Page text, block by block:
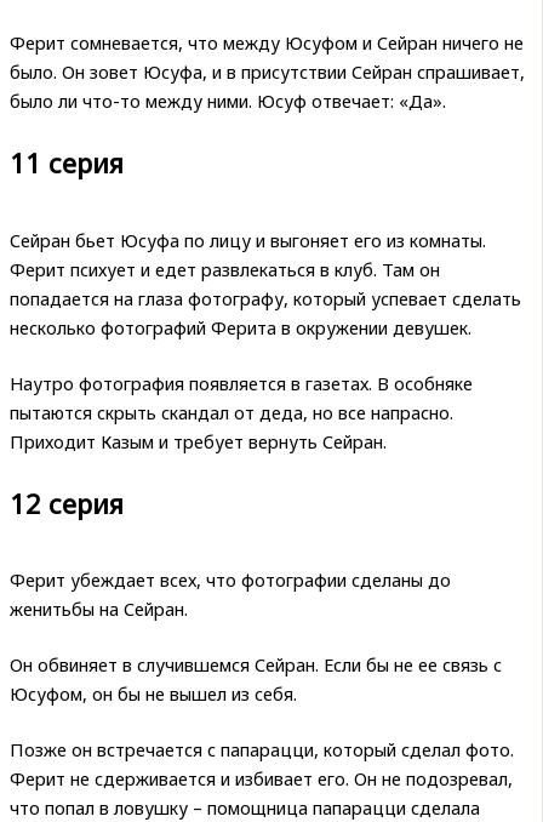
Ферит сомневается, что между Юсуфом и Сейран ничего не
было. Он зовет Юсуфа, и в присутствии Сейран спрашивает,
было ли что-то между ними. Юсуф отвечает: «Да».
11 серия
Сейран бьет Юсуфа по лицу и выгоняет его из комнаты.
Ферит психует и едет развлекаться в клуб. Там он
попадается на глаза фотографу, который успевает сделать
несколько фотографий Ферита в окружении девушек.
Наутро фотография появляется в газетах. В особняке
пытаются скрыть скандал от деда, но все напрасно.
Приходит Казым и требует вернуть Сейран.
12 серия
Ферит убеждает всех, что фотографии сделаны до
женитьбы на Сейран.
Он обвиняет в случившемся Сейран. Если бы не ее связь с
Юсуфом, он бы не вышел из себя.
Позже он встречается с папарацци, который сделал фото.
Ферит не сдерживается и избивает его. Он не подозревал,
что попал в ловушку – помощница папарацци сделала